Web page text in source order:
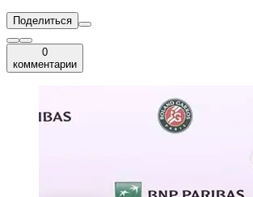
Поделиться
0
комментарии